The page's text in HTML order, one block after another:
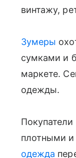
винтажу,
Зумеры
сумками и
маркете.
одежды.
плотными и
одежда